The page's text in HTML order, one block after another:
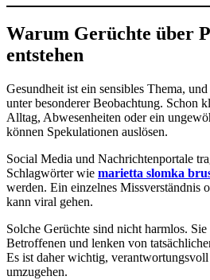
Warum Gerüchte über
entstehen
Gesundheit ist ein sensibles Thema,
unter besonderer Beobachtung. Schon
Alltag, Abwesenheiten oder ein
können Spekulationen auslösen.
Social Media und Nachrichtenportale
Schlagwörter wie marietta slomka
werden. Ein einzelnes Missverständnis
kann viral gehen.
Solche Gerüchte sind nicht harmlos.
Betroffenen und lenken von
Es ist daher wichtig,
umzugehen.